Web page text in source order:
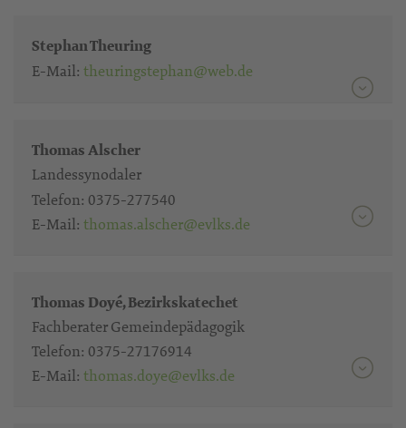
Stephan Theuring
E-Mail: theuringstephan@web.de
Thomas Alscher
Landessynodaler
Telefon: 0375-277540
E-Mail: thomas.alscher@evlks.de
Thomas Doyé, Bezirkskatechet
Fachberater Gemeindepädagogik
Telefon: 0375-27176914
E-Mail: thomas.doye@evlks.de